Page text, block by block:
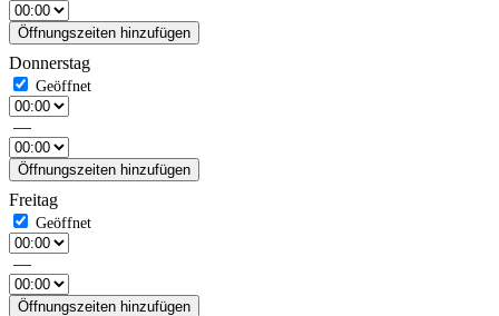
Öffnungszeiten hinzufügen
Donnerstag
—
Öffnungszeiten hinzufügen
Freitag
—
Öffnungszeiten hinzufügen